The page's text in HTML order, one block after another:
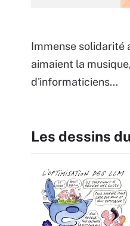
Immense solidarité
aimaient la
d'informaticiens...
Les dessins